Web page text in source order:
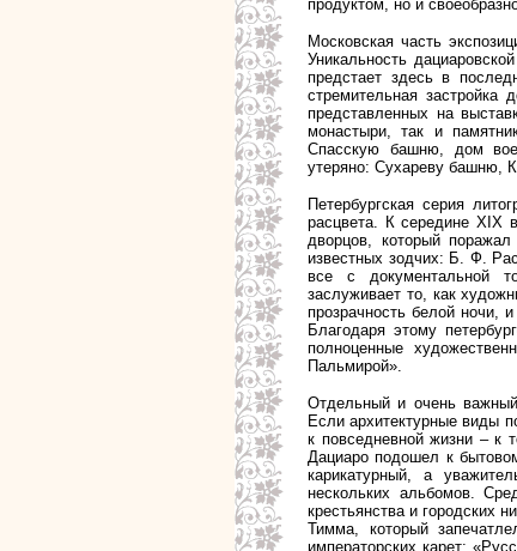
продуктом, но и
Московская часть
Уникальность
предстает здесь в
стремительная
представленных на
монастыри, так и
Спасскую башню, дом
утеряно: Сухареву башню,
Петербургская серия
расцвета. К середине XIX
дворцов, который
известных зодчих: Б. Ф.
все с документальной
заслуживает то, как
прозрачность белой ночи,
Благодаря этому
полноценные
Пальмирой».
Отдельный и очень
Если архитектурные виды
к повседневной жизни – к
Дациаро подошел к
карикатурный, а
нескольких альбомов.
крестьянства и городских
Тимма, который
императорских карет;